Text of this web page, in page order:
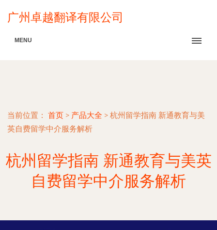
广州卓越翻译有限公司
MENU
当前位置： 首页 > 产品大全 > 杭州留学指南 新通教育与美
英自费留学中介服务解析
杭州留学指南 新通教育与美英
自费留学中介服务解析